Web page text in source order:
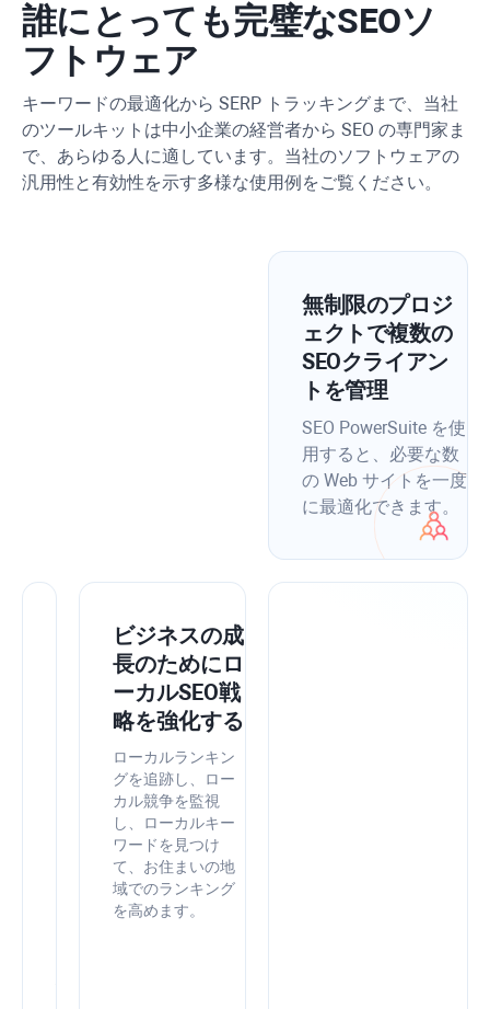
誰にとっても完璧なSEOソ
フトウェア
キーワードの最適化から SERP トラッキングまで、当社
のツールキットは中小企業の経営者から SEO の専門家ま
で、あらゆる人に適しています。当社のソフトウェアの
汎用性と有効性を示す多様な使用例をご覧ください。
無制限のプロジ
ェクトで複数の
SEOクライアン
トを管理
SEO PowerSuite を使
用すると、必要な数
の Web サイトを一度
に最適化できます。
PowerSuite
Google
ビジネスの成
長のためにロ
ーカルSEO戦
略を強化する
ローカルランキン
グを追跡し、ロー
カル競争を監視
し、ローカルキー
ワードを見つけ
て、お住まいの地
域でのランキング
を高めます。